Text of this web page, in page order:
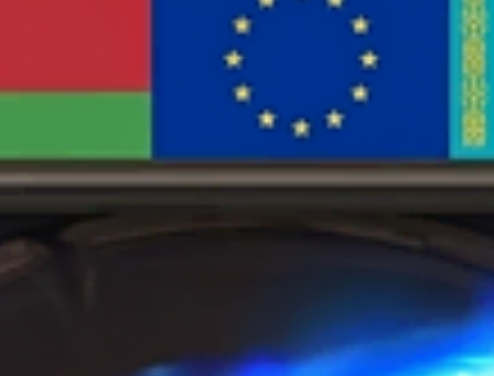
странице
товара.